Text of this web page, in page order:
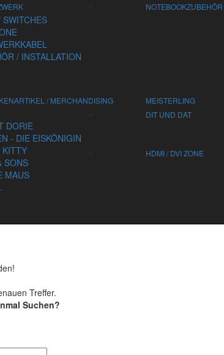
SWITCHES
/ INSTALLATION
NOTEBOOKZUBEHÖR
/ MERCHANDISING
DORIE
- DIE EISKÖNIGIN
KITTY
SONS
MAUS
MEISTERLING
DIT UND DAT
HDMI / DVI ZONE
Treffer.
Suchen?